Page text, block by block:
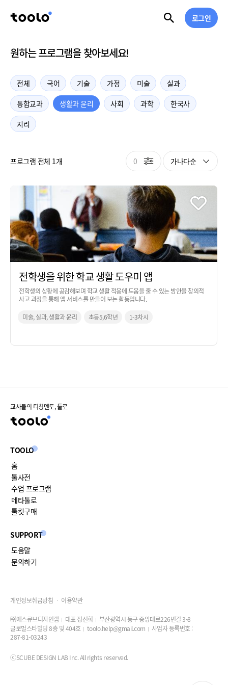
로그인
원하는 프로그램을 찾아보세요!
전체 국어 기술 가정 미술
실과
통합교과
생활과 윤리 사회 과학
한국사
지리
프로그램 전체 1개 0 가나다순
전학생을 위한 학교 생활 도우미 앱
전학생의 상황에 공감해보며 학교 생활 적응에 도움을 줄 수 있는 방안을 창의적
사고 과정을 통해 앱 서비스를 만들어 보는 활동입니다.
미술, 실과, 생활과 윤리 초등5,6학년 1-3차시
교사들의 티칭멘토, 툴로
TOOLO
홈
툴사전
수업 프로그램
메타툴로
툴킷구매
SUPPORT
도움말
문의하기
개인정보취급방침 이용약관
㈜에스큐브디자인랩 대표 정선희
부산광역시 동구 중앙대로226번길 3-8
글로벌스타빌딩 8층 및 404호
toolo.help@gmail.com
사업자 등록번호 :
287-81-03243
ⓒSCUBE DESIGN LAB Inc. All rights reserved.